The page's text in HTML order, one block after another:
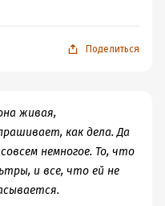
почему женщинам
удобств до
которая
раньше мать не
семь дней в
жизни - очень большая
своими личными
Поделиться
живая,
как дела. Да
немногое. То, что
и все, что ей не